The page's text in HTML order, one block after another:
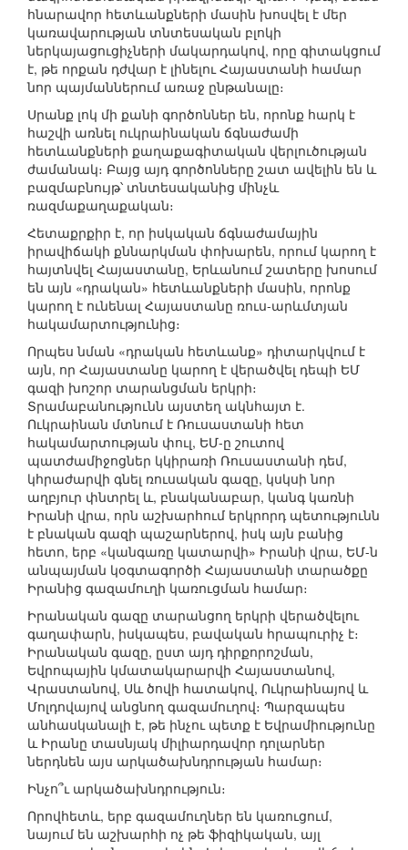
հնարավոր հետևանքների մասին խոսվել է մեր
կառավարության տնտեսական բլոկի
ներկայացուցիչների մակարդակով, որը գիտակցում
է, թե որքան դժվար է լինելու Հայաստանի համար
նոր պայմաններում առաջ ընթանալը։
Սրանք լոկ մի քանի գործոններ են, որոնք հարկ է
հաշվի առնել ուկրաինական ճգնաժամի
հետևանքների քաղաքագիտական վերլուծության
ժամանակ։ Բայց այդ գործոնները շատ ավելին են և
բազմաբնույթ՝ տնտեսականից մինչև
ռազմաքաղաքական։
Հետաքրքիր է, որ իսկական ճգնաժամային
իրավիճակի քննարկման փոխարեն, որում կարող է
հայտնվել Հայաստանը, Երևանում շատերը խոսում
են այն «դրական» հետևանքների մասին, որոնք
կարող է ունենալ Հայաստանը ռուս-արևմտյան
հակամարտությունից։
Որպես նման «դրական հետևանք» դիտարկվում է
այն, որ Հայաստանը կարող է վերածվել դեպի ԵՄ
գազի խոշոր տարանցման երկրի։
Տրամաբանությունն այստեղ ակնհայտ է.
Ուկրաինան մտնում է Ռուսաստանի հետ
հակամարտության փուլ, ԵՄ-ը շուտով
պատժամիջոցներ կկիրառի Ռուսաստանի դեմ,
կհրաժարվի գնել ռուսական գազը, կսկսի նոր
աղբյուր փնտրել և, բնականաբար, կանգ կառնի
Իրանի վրա, որն աշխարհում երկրորդ պետությունն
է բնական գազի պաշարներով, իսկ այն բանից
հետո, երբ «կանգառը կատարվի» Իրանի վրա, ԵՄ-ն
անպայման կօգտագործի Հայաստանի տարածքը
Իրանից գազամուղի կառուցման համար։
Իրանական գազը տարանցող երկրի վերածվելու
գաղափարն, իսկապես, բավական հրապուրիչ է։
Իրանական գազը, ըստ այդ դիրքորոշման,
Եվրոպային կմատակարարվի Հայաստանով,
Վրաստանով, Սև ծովի հատակով, Ուկրաինայով և
Մոլդովայով անցնող գազամուղով։ Պարզապես
անհասկանալի է, թե ինչու պետք է Եվրամիությունը
և Իրանը տասնյակ միլիարդավոր դոլարներ
ներդնեն այս արկածախնդրության համար։
Ինչո՞ւ արկածախնդրություն։
Որովհետև, երբ գազամուղներ են կառուցում,
նայում են աշխարհի ոչ թե ֆիզիկական, այլ